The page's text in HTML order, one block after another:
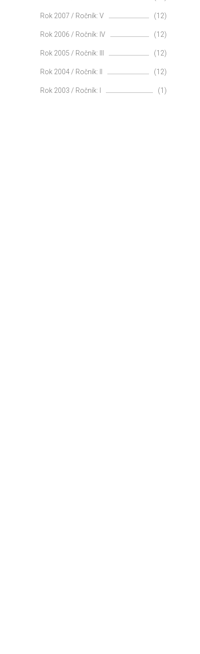
Rok 2007 / Ročník: V (12)
Rok 2006 / Ročník: IV (12)
Rok 2005 / Ročník: III (12)
Rok 2004 / Ročník: II (12)
Rok 2003 / Ročník: I (1)